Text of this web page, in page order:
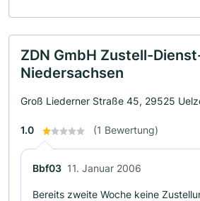
ZDN GmbH Zustell-
Niedersachsen
Groß Liederner Straße 45, 29525
1.0 (1 Bewertung)
Bbf03 11. Januar 2006
Bereits zweite Woche keine